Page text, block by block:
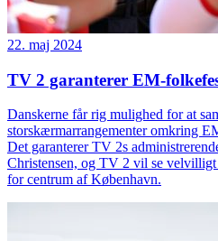
22. maj 2024
TV 2 garanterer EM-
Danskerne får rig mulighed for at
storskærmarrangementer omkring
Det garanterer TV 2s
Christensen, og TV 2 vil se velvilligt
for centrum af København.